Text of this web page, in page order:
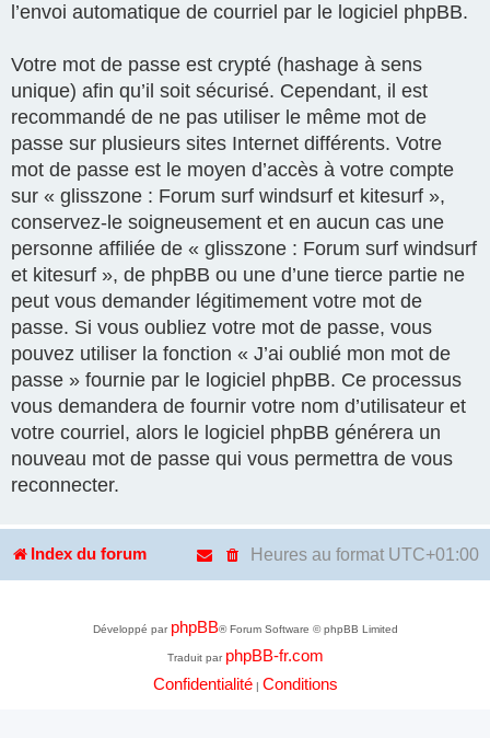
l’envoi automatique de courriel par le logiciel phpBB.
Votre mot de passe est crypté (hashage à sens
unique) afin qu’il soit sécurisé. Cependant, il est
recommandé de ne pas utiliser le même mot de
passe sur plusieurs sites Internet différents. Votre
mot de passe est le moyen d’accès à votre compte
sur « glisszone : Forum surf windsurf et kitesurf »,
conservez-le soigneusement et en aucun cas une
personne affiliée de « glisszone : Forum surf windsurf
et kitesurf », de phpBB ou une d’une tierce partie ne
peut vous demander légitimement votre mot de
passe. Si vous oubliez votre mot de passe, vous
pouvez utiliser la fonction « J’ai oublié mon mot de
passe » fournie par le logiciel phpBB. Ce processus
vous demandera de fournir votre nom d’utilisateur et
votre courriel, alors le logiciel phpBB générera un
nouveau mot de passe qui vous permettra de vous
reconnecter.
Index du forum Heures au format UTC+01:00
Développé par phpBB® Forum Software © phpBB Limited
Traduit par phpBB-fr.com
Confidentialité| Conditions